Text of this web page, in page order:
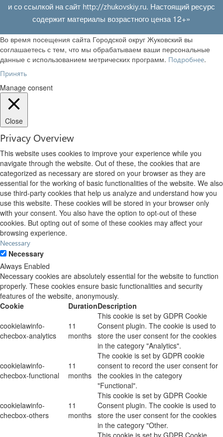
и со ссылкой на сайт http://zhukovskiy.ru. Настоящий ресурс
содержит материалы возрастного ценза 12+»
Во время посещения сайта Городской округ Жуковский вы
соглашаетесь с тем, что мы обрабатываем ваши персональные
данные с использованием метрических программ. Подробнее.
Принять
Manage consent
Close
Privacy Overview
This website uses cookies to improve your experience while you
navigate through the website. Out of these, the cookies that are
categorized as necessary are stored on your browser as they are
essential for the working of basic functionalities of the website. We also
use third-party cookies that help us analyze and understand how you
use this website. These cookies will be stored in your browser only
with your consent. You also have the option to opt-out of these
cookies. But opting out of some of these cookies may affect your
browsing experience.
Necessary
Necessary
Always Enabled
Necessary cookies are absolutely essential for the website to function
properly. These cookies ensure basic functionalities and security
features of the website, anonymously.
Cookie
DurationDescription
cookielawinfo-
checbox-analytics
11
months
This cookie is set by GDPR Cookie
Consent plugin. The cookie is used to
store the user consent for the cookies
in the category "Analytics".
cookielawinfo-
checbox-functional
11
months
The cookie is set by GDPR cookie
consent to record the user consent for
the cookies in the category
"Functional".
cookielawinfo-
checbox-others
11
months
This cookie is set by GDPR Cookie
Consent plugin. The cookie is used to
store the user consent for the cookies
in the category "Other.
This cookie is set by GDPR Cookie